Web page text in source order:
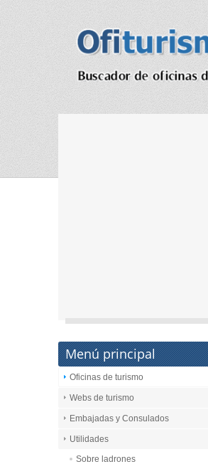
Menú principal
Oficinas de turismo
Webs de turismo
Embajadas y Consulados
Utilidades
Sobre ladrones